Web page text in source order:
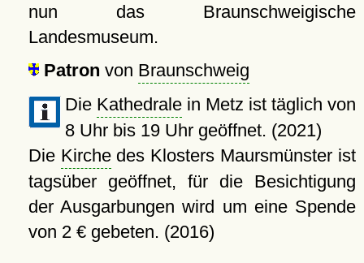
nun das Braunschweigische
Landesmuseum.
Patron von Braunschweig
Die Kathedralein Metz ist täglich von
8 Uhr bis 19 Uhr geöffnet. (2021)
Die Kirchedes Klosters Maursmünster ist
tagsüber geöffnet, für die Besichtigung
der Ausgarbungen wird um eine Spende
von 2 € gebeten. (2016)